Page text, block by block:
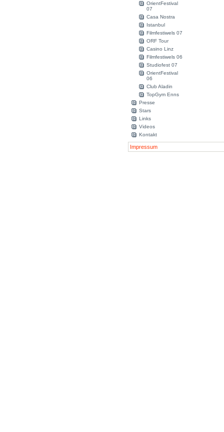
OrientFestival
07
Casa Nostra
Istanbul
Filmfestiwels 07
ORF Tour
Casino Linz
Filmfestiwels 06
Studiofest 07
OrientFestival
06
Club Aladin
TopGym Enns
Presse
Stars
Links
Videos
Kontakt
Impressum